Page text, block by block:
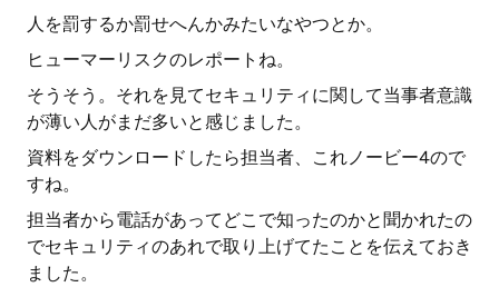
人を罰するか罰せへんかみたいなやつとか。
ヒューマーリスクのレポートね。
そうそう。それを見てセキュリティに関して当事者意識
が薄い人がまだ多いと感じました。
資料をダウンロードしたら担当者、これノービー4ので
すね。
担当者から電話があってどこで知ったのかと聞かれたの
でセキュリティのあれで取り上げてたことを伝えておき
ました。